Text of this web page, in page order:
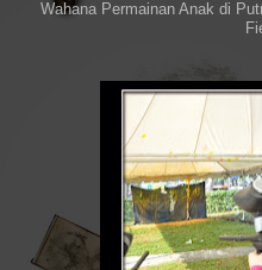
Wahana Permainan Anak di